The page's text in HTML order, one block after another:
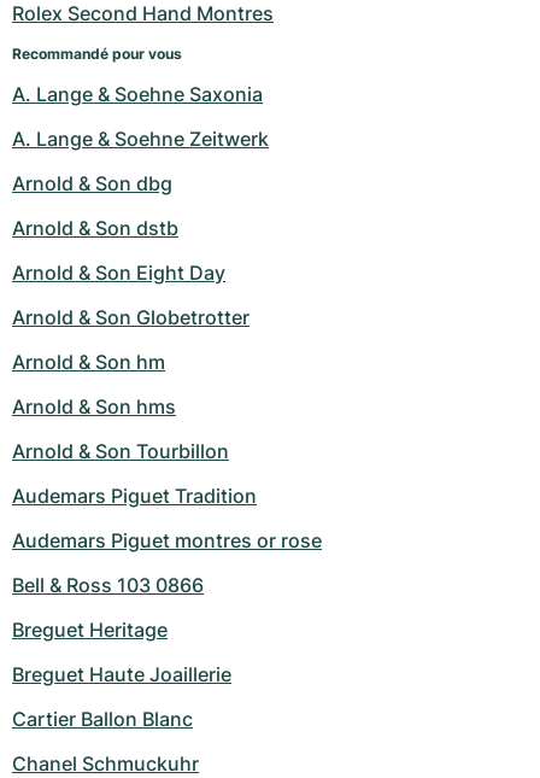
Rolex Second Hand Montres
Recommandé pour vous
A. Lange & Soehne Saxonia
A. Lange & Soehne Zeitwerk
Arnold & Son dbg
Arnold & Son dstb
Arnold & Son Eight Day
Arnold & Son Globetrotter
Arnold & Son hm
Arnold & Son hms
Arnold & Son Tourbillon
Audemars Piguet Tradition
Audemars Piguet montres or rose
Bell & Ross 103 0866
Breguet Heritage
Breguet Haute Joaillerie
Cartier Ballon Blanc
Chanel Schmuckuhr